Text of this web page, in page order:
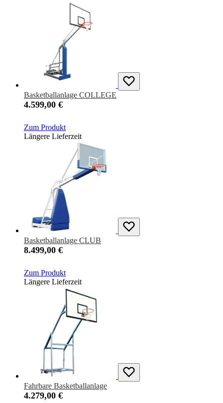
Basketballanlage COLLEGE
4.599,00 €
Zum Produkt
Längere Lieferzeit
Basketballanlage CLUB
8.499,00 €
Zum Produkt
Längere Lieferzeit
Fahrbare Basketballanlage
4.279,00 €